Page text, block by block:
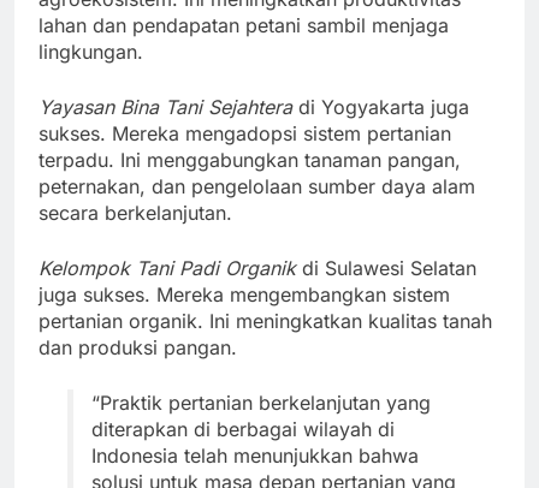
lahan dan pendapatan petani sambil menjaga
lingkungan.
Yayasan Bina Tani Sejahteradi Yogyakarta juga
sukses. Mereka mengadopsi sistem pertanian
terpadu. Ini menggabungkan tanaman pangan,
peternakan, dan pengelolaan sumber daya alam
secara berkelanjutan.
Kelompok Tani Padi Organikdi Sulawesi Selatan
juga sukses. Mereka mengembangkan sistem
pertanian organik. Ini meningkatkan kualitas tanah
dan produksi pangan.
“Praktik pertanian berkelanjutan yang
diterapkan di berbagai wilayah di
Indonesia telah menunjukkan bahwa
solusi untuk masa depan pertanian yang